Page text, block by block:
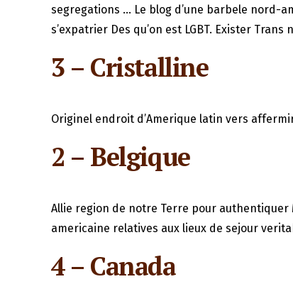
segregations … Le blog d’une barbele nord-
s’expatrier Des qu’on est LGBT. Exister
3 – Cristalline
Originel endroit d’Amerique latin vers
2 – Belgique
Allie region de notre Terre pour
americaine relatives aux lieux de sejour
4 – Canada